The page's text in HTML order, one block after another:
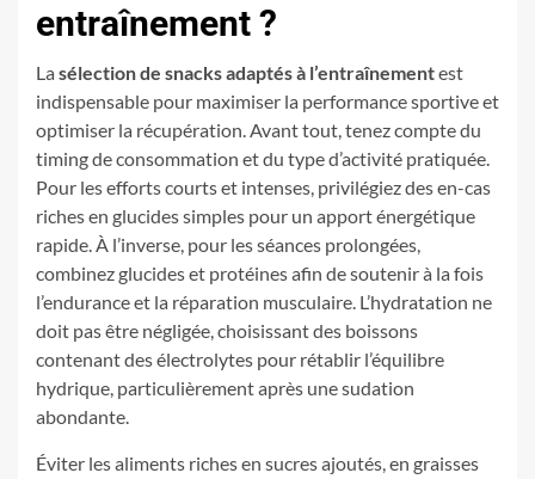
entraînement ?
La sélection de snacks adaptés à l’entraînementest
indispensable pour maximiser la performance sportive et
optimiser la récupération. Avant tout, tenez compte du
timing de consommation et du type d’activité pratiquée.
Pour les efforts courts et intenses, privilégiez des en-cas
riches en glucides simples pour un apport énergétique
rapide. À l’inverse, pour les séances prolongées,
combinez glucides et protéines afin de soutenir à la fois
l’endurance et la réparation musculaire. L’hydratation ne
doit pas être négligée, choisissant des boissons
contenant des électrolytes pour rétablir l’équilibre
hydrique, particulièrement après une sudation
abondante.
Éviter les aliments riches en sucres ajoutés, en graisses